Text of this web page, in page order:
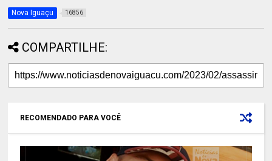
Nova Iguaçu 16856
COMPARTILHE:
RECOMENDADO PARA VOCÊ